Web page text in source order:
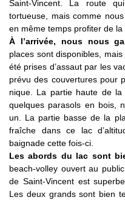
Saint-Vincent. La route
tortueuse, mais comme
en même temps profiter de
À l’arrivée, nous nous
places sont disponibles,
été prises d’assaut par les
prévu des couvertures pour
nique. La partie haute de
quelques parasols en bois,
un. La partie basse de la
fraîche dans ce lac
baignade cette fois-ci.
Les abords du lac sont
beach-volley ouvert au
de Saint-Vincent est
Les deux grands sont bien